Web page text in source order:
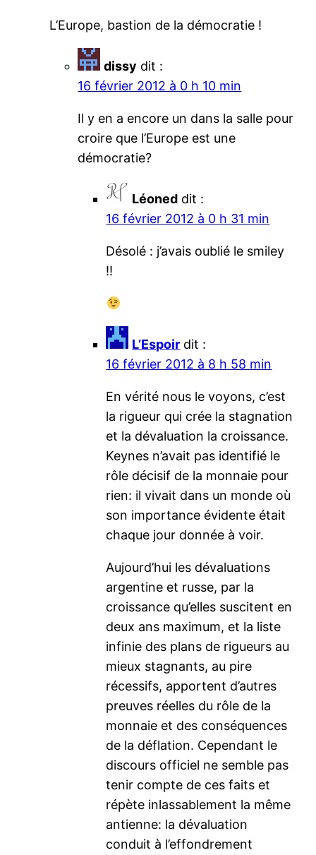
L’Europe, bastion de la démocratie !
dissy dit :
16 février 2012 à 0 h 10 min
Il y en a encore un dans la salle pour
croire que l’Europe est une
démocratie?
Léoned dit :
16 février 2012 à 0 h 31 min
Désolé : j’avais oublié le smiley
!!
L’Espoir dit :
16 février 2012 à 8 h 58 min
En vérité nous le voyons, c’est
la rigueur qui crée la stagnation
et la dévaluation la croissance.
Keynes n’avait pas identifié le
rôle décisif de la monnaie pour
rien: il vivait dans un monde où
son importance évidente était
chaque jour donnée à voir.
Aujourd’hui les dévaluations
argentine et russe, par la
croissance qu’elles suscitent en
deux ans maximum, et la liste
infinie des plans de rigueurs au
mieux stagnants, au pire
récessifs, apportent d’autres
preuves réelles du rôle de la
monnaie et des conséquences
de la déflation. Cependant le
discours officiel ne semble pas
tenir compte de ces faits et
répète inlassablement la même
antienne: la dévaluation
conduit à l’effondrement